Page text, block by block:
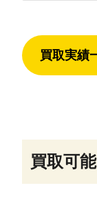
買取実績
買取可